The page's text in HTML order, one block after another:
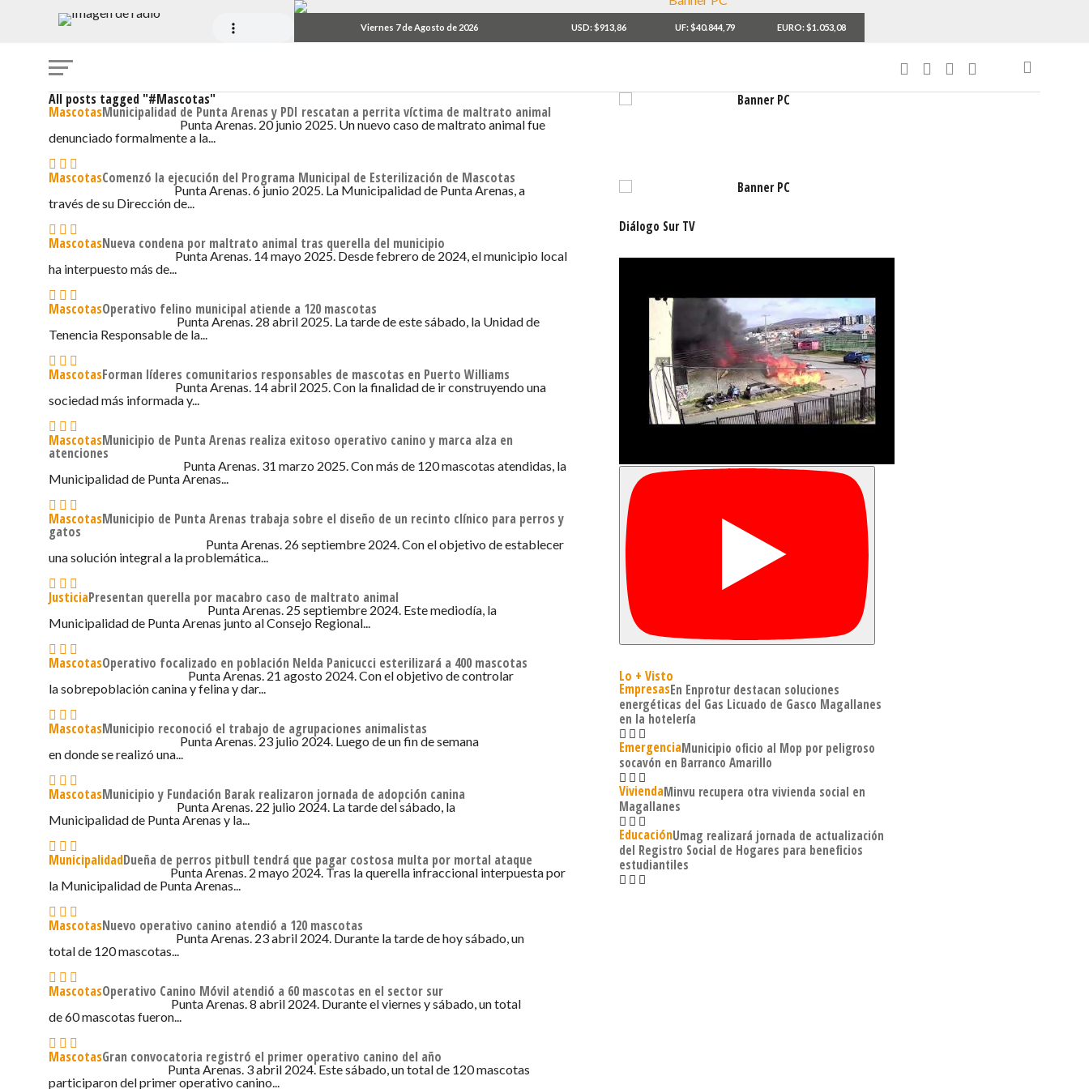
Viernes 7 de Agosto de 2026 USD: $913,86 UF: $40.844,79 EURO: $1.053,08
All posts tagged "#Mascotas"
MascotasMunicipalidad de Punta Arenas y PDI rescatan a perrita víctima de maltrato animal
20 DE JUNIO DE 2025 - 4:36 Punta Arenas. 20 junio 2025. Un nuevo caso de maltrato animal fue
denunciado formalmente a la...
MascotasComenzó la ejecución del Programa Municipal de Esterilización de Mascotas
6 DE JUNIO DE 2025 - 6:04Punta Arenas. 6 junio 2025. La Municipalidad de Punta Arenas, a
través de su Dirección de...
MascotasNueva condena por maltrato animal tras querella del municipio
Punta Arenas. 14 mayo 2025. Desde febrero de 2024, el municipio local
ha interpuesto más de...
MascotasOperativo felino municipal atiende a 120 mascotas
28 DE ABRIL DE 2025 - 2:44 Punta Arenas. 28 abril 2025. La tarde de este sábado, la Unidad de
Tenencia Responsable de la...
MascotasForman líderes comunitarios responsables de mascotas en Puerto Williams
Punta Arenas. 14 abril 2025. Con la finalidad de ir construyendo una
sociedad más informada y...
MascotasMunicipio de Punta Arenas realiza exitoso operativo canino y marca alza en
atenciones
Punta Arenas. 31 marzo 2025. Con más de 120 mascotas atendidas, la
Municipalidad de Punta Arenas...
MascotasMunicipio de Punta Arenas trabaja sobre el diseño de un recinto clínico para perros y
gatos
26 DE SEPTIEMBRE DE 2024 - 7:43 Punta Arenas. 26 septiembre 2024. Con el objetivo de establecer
una solución integral a la problemática...
JusticiaPresentan querella por macabro caso de maltrato animal
25 DE SEPTIEMBRE DE 2024 - 8:20 Punta Arenas. 25 septiembre 2024. Este mediodía, la
Municipalidad de Punta Arenas junto al Consejo Regional...
MascotasOperativo focalizado en población Nelda Panicucci esterilizará a 400 mascotas
21 DE AGOSTO DE 2024 - 7:34 Punta Arenas. 21 agosto 2024. Con el objetivo de controlar
la sobrepoblación canina y felina y dar...
MascotasMunicipio reconoció el trabajo de agrupaciones animalistas
23 DE JULIO DE 2024 - 8:00 Punta Arenas. 23 julio 2024. Luego de un fin de semana
en donde se realizó una...
MascotasMunicipio y Fundación Barak realizaron jornada de adopción canina
22 DE JULIO DE 2024 - 9:16 Punta Arenas. 22 julio 2024. La tarde del sábado, la
Municipalidad de Punta Arenas y la...
MunicipalidadDueña de perros pitbull tendrá que pagar costosa multa por mortal ataque
2 DE MAYO DE 2024 - 7:44 Punta Arenas. 2 mayo 2024. Tras la querella infraccional interpuesta por
la Municipalidad de Punta Arenas...
MascotasNuevo operativo canino atendió a 120 mascotas
23 DE ABRIL DE 2024 - 7:34 Punta Arenas. 23 abril 2024. Durante la tarde de hoy sábado, un
total de 120 mascotas...
MascotasOperativo Canino Móvil atendió a 60 mascotas en el sector sur
8 DE ABRIL DE 2024 - 5:33 Punta Arenas. 8 abril 2024. Durante el viernes y sábado, un total
de 60 mascotas fueron...
MascotasGran convocatoria registró el primer operativo canino del año
Punta Arenas. 3 abril 2024. Este sábado, un total de 120 mascotas
participaron del primer operativo canino...
Diálogo Sur TV
Lo + Visto
EmpresasEn Enprotur destacan soluciones
energéticas del Gas Licuado de Gasco Magallanes
en la hotelería
EmergenciaMunicipio oficio al Mop por peligroso
socavón en Barranco Amarillo
ViviendaMinvu recupera otra vivienda social en
Magallanes
EducaciónUmag realizará jornada de actualización
del Registro Social de Hogares para beneficios
estudiantiles